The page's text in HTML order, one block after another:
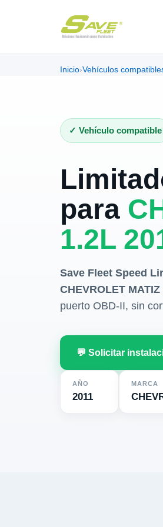
Inicio›Vehículos
✓ Vehículo compatible
para
1.2L
Save Fleet Speed
CHEVROLET
puerto OBD-II, sin
💬 Solicitar
AÑO
2011
MARCA